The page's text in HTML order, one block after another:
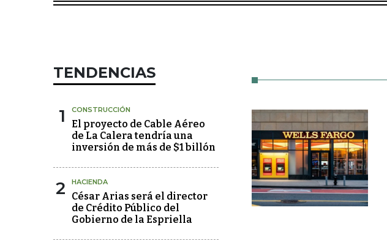
TENDENCIAS
1 CONSTRUCCIÓN
El proyecto de Cable Aéreo
de La Calera tendría una
inversión de más de $1 billón
2 HACIENDA
César Arias será el director
de Crédito Público del
Gobierno de la Espriella